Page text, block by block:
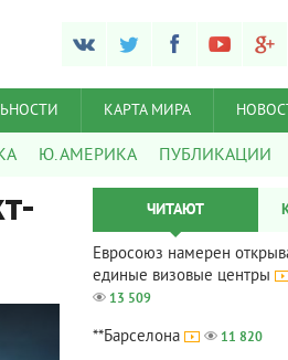
КАРТА МИРА
Ю. АМЕРИКА ПУБЛИКАЦИИ
ЧИТАЮТ
Евросоюз намерен
единые визовые центры
13 509
**Барселона 11 820